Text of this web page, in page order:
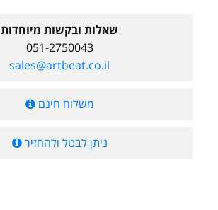
שאלות ובקשות מיוחדות
051-2750043
sales@artbeat.co.il
משלוח חינם
ניתן לבטל ולהחזיר